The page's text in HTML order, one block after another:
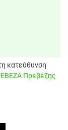
κατεύθυνση
Πρεβέζης